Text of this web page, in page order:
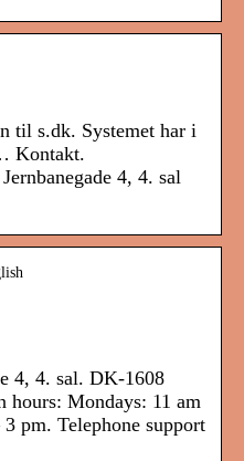
til s.dk. Systemet har i
Kontakt.
4, 4. sal
4, 4. sal. DK-1608
hours: Mondays: 11 am
pm. Telephone support